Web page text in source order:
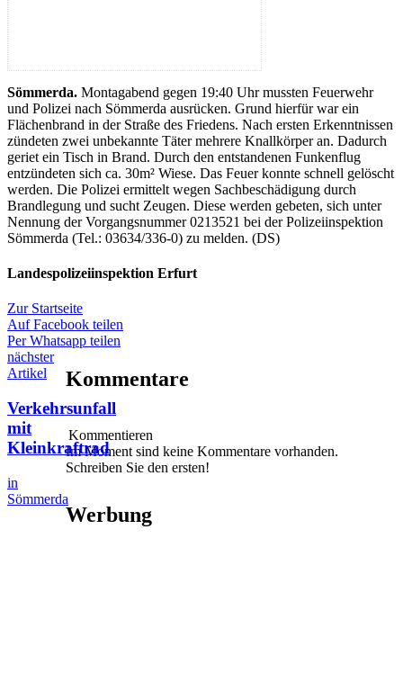
Sömmerda. Montagabend gegen 19:40 Uhr mussten Feuerwehr
und Polizei nach Sömmerda ausrücken. Grund hierfür war ein
Flächenbrand in der Straße des Friedens. Nach ersten Erkenntnissen
zündeten zwei unbekannte Täter mehrere Knallkörper an. Dadurch
geriet ein Tisch in Brand. Durch den entstandenen Funkenflug
entzündeten sich ca. 30m² Wiese. Das Feuer konnte schnell gelöscht
werden. Die Polizei ermittelt wegen Sachbeschädigung durch
Brandlegung und sucht Zeugen. Diese werden gebeten, sich unter
Nennung der Vorgangsnummer 0213521 bei der Polizeiinspektion
Sömmerda (Tel.: 03634/336-0) zu melden. (DS)
Landespolizeiinspektion Erfurt
Zur Startseite
Auf Facebook teilen
Per Whatsapp teilen
nächster
Artikel
Verkehrsunfall
mit
Kleinkraftrad
in
Sömmerda
Kommentare
Kommentieren
Im Moment sind keine Kommentare vorhanden.
Schreiben Sie den ersten!
Werbung